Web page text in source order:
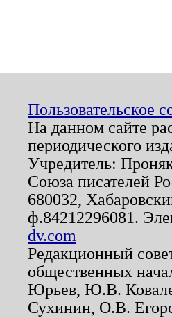
Пользовательское
На данном сайте
периодического
Учредитель:
Союза писателей
680032,
ф.84212296081.
dv.com
Редакционный
общественных
Юрьев, Ю.В.
Сухинин, О.В.